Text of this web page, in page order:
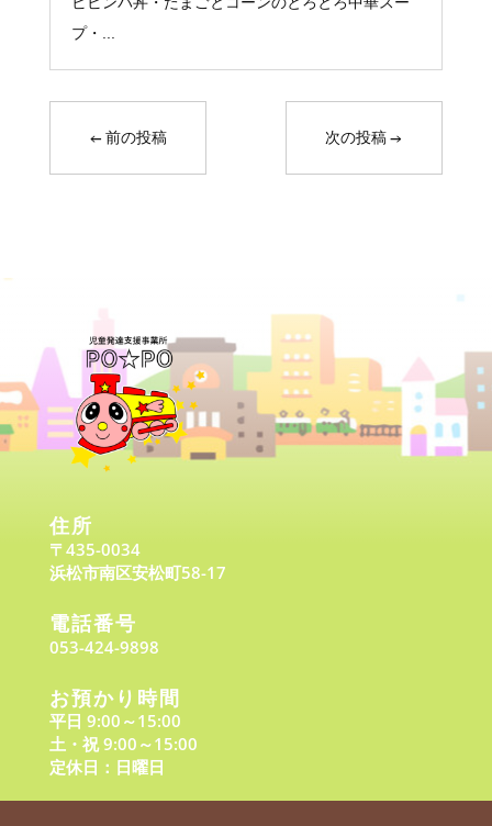
プ・...
←前の投稿 次の投稿→
住所
〒435-0034
浜松市南区安松町58-17
電話番号
053-424-9898
お預かり時間
平日 9:00～15:00
土・祝 9:00～15:00
定休日：日曜日